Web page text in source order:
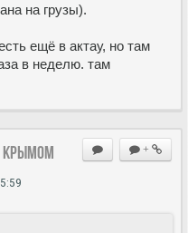
на грузы).
ещё в актау, но там
в неделю. там
+
Крымом